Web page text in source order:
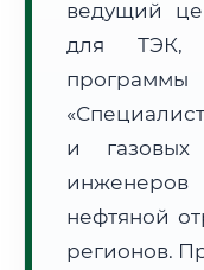
• Маршрут транзита:~2
📜 Документы и
ведущий
для ТЭК,
и газовых
нефтяной
регионов.